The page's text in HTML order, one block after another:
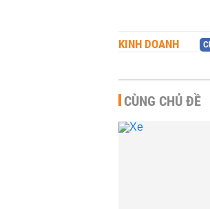
KINH DOANH
CÙNG CHỦ ĐỀ